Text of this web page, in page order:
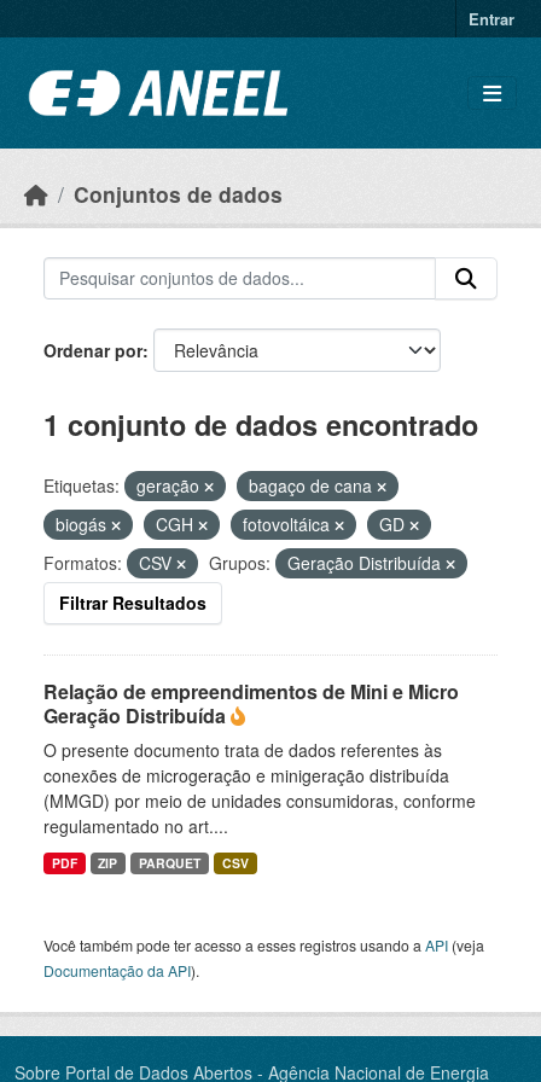
Entrar
Conjuntos de dados
Ordenar por
1 conjunto de dados encontrado
Etiquetas: geração
bagaço de cana
biogás
CGH fotovoltáica
GD
Formatos:
CSV Grupos:
Geração Distribuída
Filtrar Resultados
Relação de empreendimentos de Mini e Micro
Geração Distribuída
O presente documento trata de dados referentes às
conexões de microgeração e minigeração distribuída
(MMGD) por meio de unidades consumidoras, conforme
regulamentado no art....
PDF ZIP PARQUET CSV
Você também pode ter acesso a esses registros usando a API (veja
Documentação da API).
Sobre Portal de Dados Abertos - Agência Nacional de Energia